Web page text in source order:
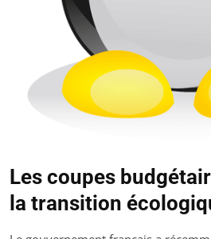
Les coupes
la transition